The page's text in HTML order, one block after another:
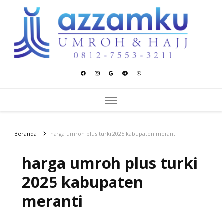
Azzamku Umroh dan Hajj
Beranda harga umroh plus turki 2025 kabupaten meranti
harga umroh plus turki
2025 kabupaten
meranti